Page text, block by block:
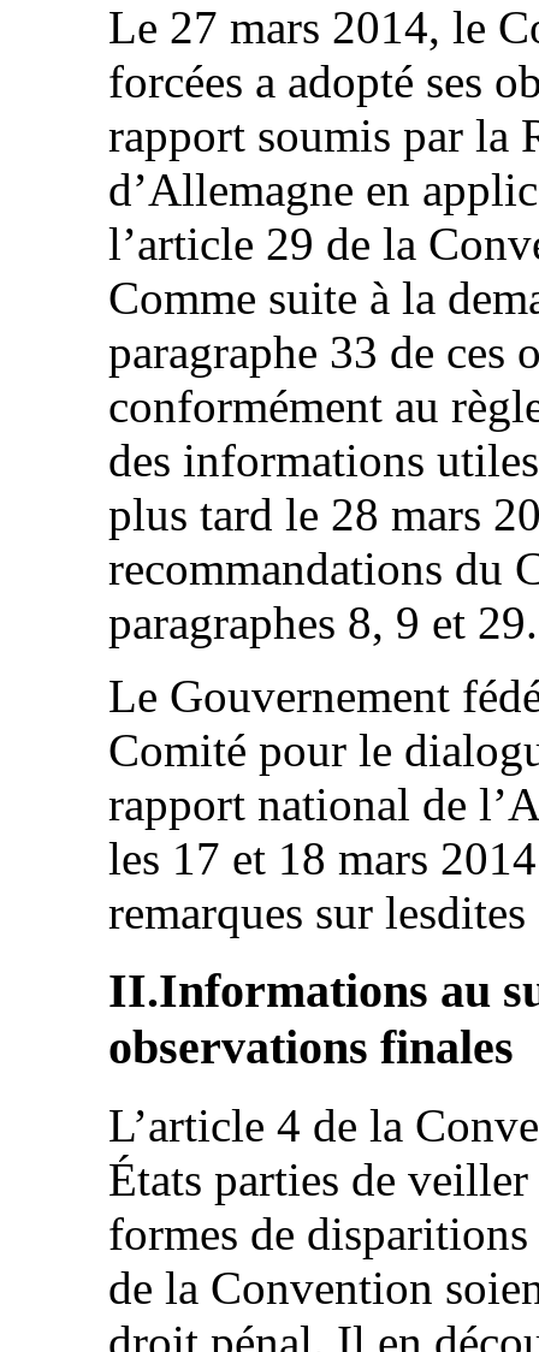
Le 27 mars 2014, le
forcées a adopté ses
rapport soumis par la
d’Allemagne en
l’article 29 de la
Comme suite à la
paragraphe 33 de ces
conformément au
des informations
plus tard le 28 mars
recommandations du
paragraphes 8, 9 et 29.
Le Gouvernement
Comité pour le
rapport national de
les 17 et 18 mars
remarques sur
II.Informations au
observations finales
L’article 4 de la
États parties de
formes de
de la Convention
droit pénal. Il en